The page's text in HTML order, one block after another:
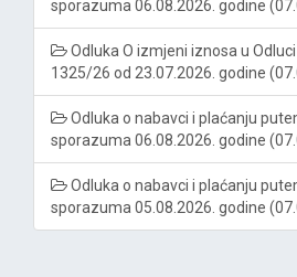
sporazuma 06.08.2026. godine
Odluka O izmjeni iznosa u
1325/26 od 23.07.2026. godine
Odluka o nabavci i plaćanju
sporazuma 06.08.2026. godine
Odluka o nabavci i plaćanju
sporazuma 05.08.2026. godine